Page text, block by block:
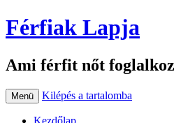
Férfiak Lapja
Ami férfit nőt
Menü Kilépés a tartalomba
Kezdőlap